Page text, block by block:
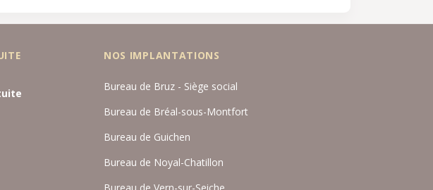
NOS IMPLANTATIONS
Bureau de Bruz - Siège social
Bureau de Bréal-sous-Montfort
Bureau de Guichen
Bureau de Noyal-Chatillon
Bureau de Vern-sur-Seiche